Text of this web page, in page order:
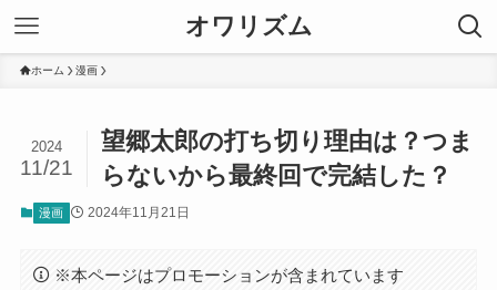
オワリズム
ホーム 漫画
望郷太郎の打ち切り理由は？つま
らないから最終回で完結した？
2024
11/21
漫画 2024年11月21日
※本ページはプロモーションが含まれています